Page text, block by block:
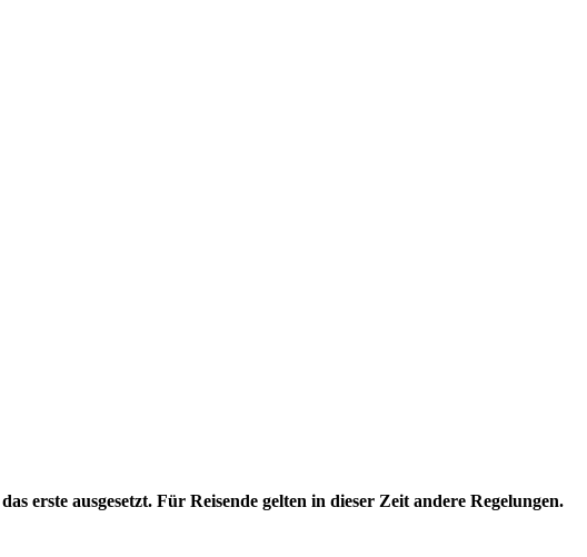
erste ausgesetzt. Für Reisende gelten in dieser Zeit andere Regelungen.